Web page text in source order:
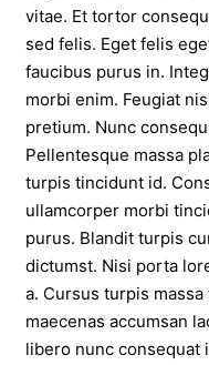
vitae. Et tortor
sed felis. Eget felis
faucibus purus in.
morbi enim. Feugiat
pretium. Nunc
Pellentesque massa
turpis tincidunt id.
ullamcorper morbi
purus. Blandit turpis
dictumst. Nisi porta
a. Cursus turpis
maecenas accumsan
libero nunc consequat